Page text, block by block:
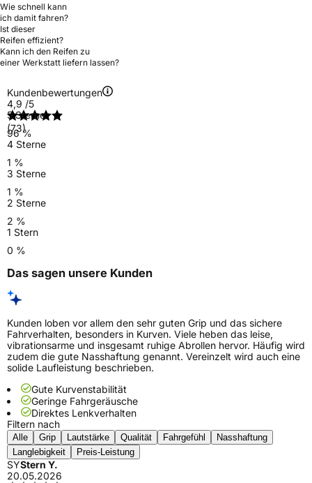
Wie schnell kann
ich damit fahren?
Ist dieser
Reifen effizient?
Kann ich den Reifen zu
einer Werkstatt liefern lassen?
Kundenbewertungen
4,9 /5
(73)
5 Sterne
96 %
4 Sterne
1 %
3 Sterne
1 %
2 Sterne
2 %
1 Stern
0 %
Das sagen unsere Kunden
Kunden loben vor allem den sehr guten Grip und das sichere
Fahrverhalten, besonders in Kurven. Viele heben das leise,
vibrationsarme und insgesamt ruhige Abrollen hervor. Häufig wird
zudem die gute Nasshaftung genannt. Vereinzelt wird auch eine
solide Laufleistung beschrieben.
Gute Kurvenstabilität
Geringe Fahrgeräusche
Direktes Lenkverhalten
Filtern nach
Alle Grip Lautstärke Qualität Fahrgefühl
Nasshaftung
Langlebigkeit
Preis-Leistung
SYStern Y.
20.05.2026